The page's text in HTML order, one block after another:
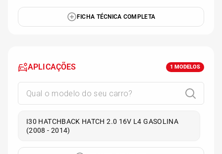
FICHA TÉCNICA COMPLETA
APLICAÇÕES 1 MODELOS
I30 HATCHBACK HATCH 2.0 16V L4 GASOLINA
(2008 - 2014)